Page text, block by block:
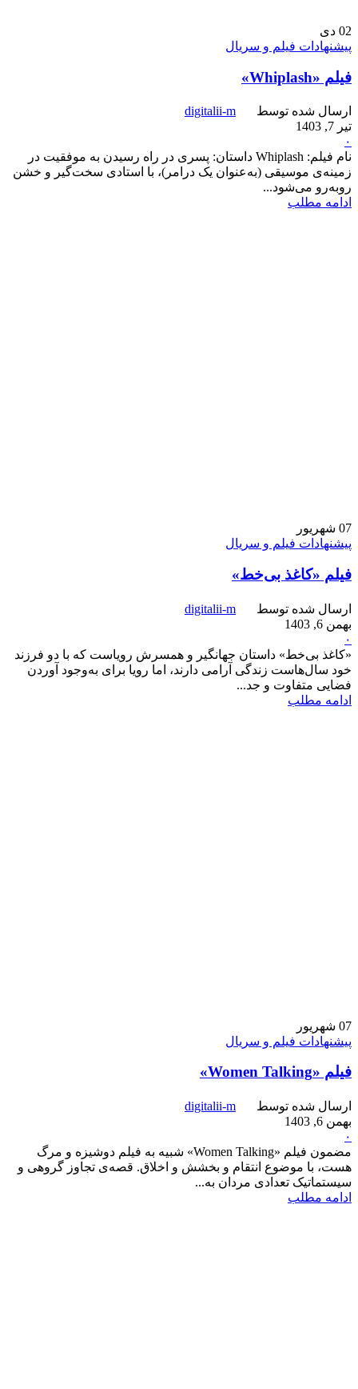
02 دی
پیشنهادات فیلم و سریال
فیلم «Whiplash»
ارسال شده توسط
digitalii-m
تیر 7, 1403
۰
نام فیلم: Whiplash داستان: پسری در راه رسیدن به موفقیت در
زمینه‌ی موسیقی (به‌عنوان یک درامر)، با استادی سخت‌گیر و خشن
روبه‌رو می‌شود...
ادامه مطلب
07 شهریور
پیشنهادات فیلم و سریال
فیلم «کاغذ بی‌خط»
ارسال شده توسط
digitalii-m
بهمن 6, 1403
۰
«کاغذ بی‌خط» داستان جهانگیر و همسرش رویاست که با دو فرزند
خود سال‌هاست زندگی آرامی دارند، اما رویا برای به‌وجود آوردن
فضایی متفاوت و جد...
ادامه مطلب
07 شهریور
پیشنهادات فیلم و سریال
فیلم «Women Talking»
ارسال شده توسط
digitalii-m
بهمن 6, 1403
۰
مضمون فیلم «Women Talking» شبیه به فیلم دوشیزه و مرگ
هست، با موضوع انتقام و بخشش و اخلاق. قصه‌ی تجاوز گروهی و
سیستماتیک تعدادی مردان به...
ادامه مطلب